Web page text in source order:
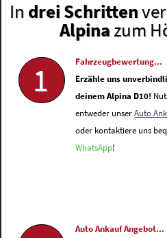
In drei Schritten
Alpinazum
1
Fahrzeugbewertung...
Erzähle uns
deinem Alpina D10!
entweder unserAuto
oder kontaktiere uns
WhatsApp!
Auto Ankauf Angebot...